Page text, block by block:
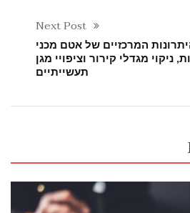
Next Post
המרכזיים של אטם מכני
ניקוי מגדלי קירור וציפויי מגן
תעשייתיים